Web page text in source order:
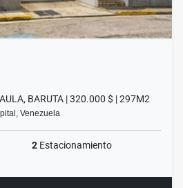
BARUTA | 320.000 $ | 297M2
Venezuela
2 Estacionamiento